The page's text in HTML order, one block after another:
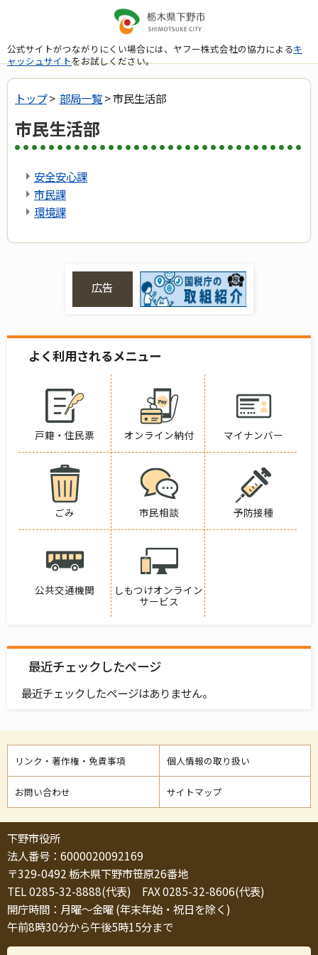
公式サイトがつながりにくい場合には、ヤフー株式会社の協力によるキ
ャッシュサイトをお試しください。
トップ> 部局一覧> 市民生活部
市民生活部
安全安心課
市民課
環境課
広告
よく利用されるメニュー
戸籍・住民票 オンライン納付 マイナンバー
ごみ 市民相談 予防接種
公共交通機関
しもつけオンライン
サービス
最近チェックしたページ
最近チェックしたページはありません。
リンク・著作権・免責事項 個人情報の取り扱い
お問い合わせ サイトマップ
下野市役所
法人番号：6000020092169
〒329-0492 栃木県下野市笹原26番地
TEL 0285-32-8888(代表) FAX 0285-32-8606(代表)
開庁時間：月曜～金曜 (年末年始・祝日を除く)
午前8時30分から午後5時15分まで